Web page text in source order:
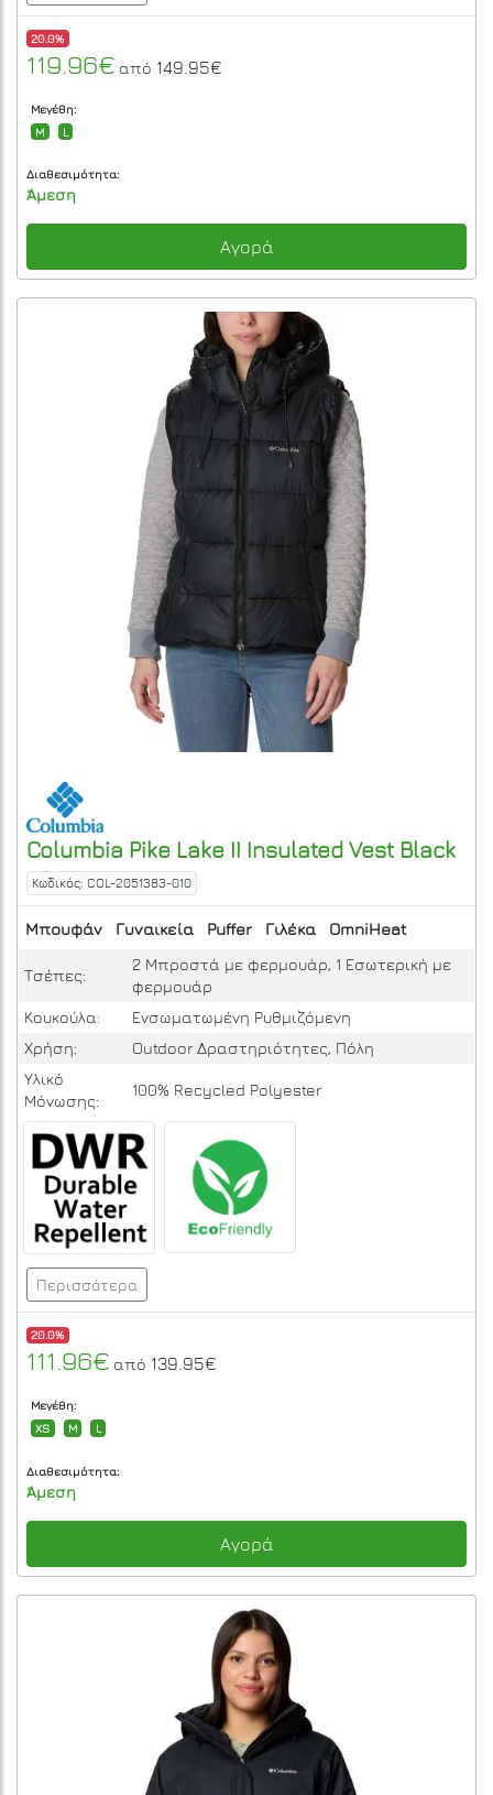
20.0%
119.96€ από 149.95€
Μεγέθη:
M
L
Διαθεσιμότητα:
Άμεση
Αγορά
Columbia Pike Lake II Insulated Vest Black
Κωδικός: COL-2051383-010
Μπουφάν Γυναικεία Puffer Γιλέκα OmniHeat
Τσέπες:
2 Μπροστά με φερμουάρ, 1 Εσωτερική με
φερμουάρ
Κουκούλα:
Ενσωματωμένη Ρυθμιζόμενη
Χρήση:
Outdoor Δραστηριότητες, Πόλη
Υλικό
Μόνωσης:
100% Recycled Polyester
Περισσότερα
20.0%
111.96€ από 139.95€
Μεγέθη:
XS
M L
Διαθεσιμότητα:
Άμεση
Αγορά